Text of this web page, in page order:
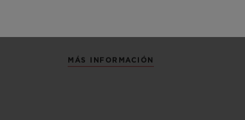
MÁS INFORMACIÓN